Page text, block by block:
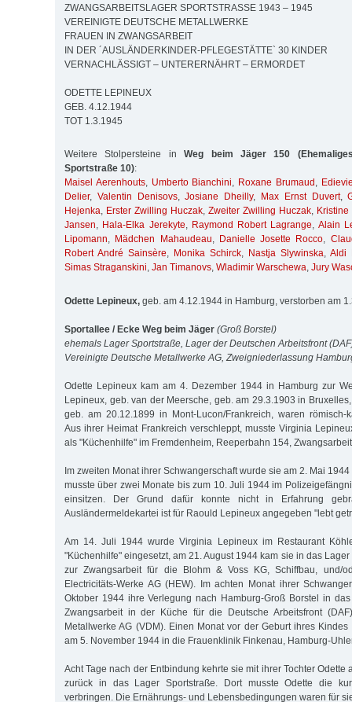
ZWANGSARBEITSLAGER SPORTSTRASSE 1943 – 1945
VEREINIGTE DEUTSCHE METALLWERKE
FRAUEN IN ZWANGSARBEIT
IN DER ´AUSLÄNDERKINDER-PFLEGESTÄTTE` 30 KINDER
VERNACHLÄSSIGT – UNTERERNÄHRT – ERMORDET
ODETTE LEPINEUX
GEB. 4.12.1944
TOT 1.3.1945
Weitere Stolpersteine inWeg beim Jäger 150
Sportstraße 10):
Maisel Aerenhouts, Umberto Bianchini, Roxane Brumaud ,
Delier, Valentin Denisovs,Josiane Dheilly, Max Ernst Duvert,
Hejenka, Erster Zwilling Huczak, Zweiter Zwilling Huczak,
Jansen, Hala-Elka Jerekyte, Raymond Robert Lagrange, Alain
Lipomann, Mädchen Mahaudeau, Danielle Josette Rocco,
Robert André Sainsère, Monika Schirck, Nastja Slywinska, Aldi
Simas Straganskini, Jan Timanovs, Wladimir Warschewa, Jury
Odette Lepineux, geb. am 4.12.1944 in Hamburg, verstorben am
Sportallee / Ecke Weg beim Jäger (Groß Borstel)
ehemals Lager Sportstraße, Lager der Deutschen Arbeitsfront
Vereinigte Deutsche Metallwerke AG, Zweigniederlassung
Odette Lepineux kam am 4. Dezember 1944 in Hamburg zur
Lepineux, geb. van der Meersche, geb. am 29.3.1903 in
geb. am 20.12.1899 in Mont-Lucon/Frankreich, waren römisch-
Aus ihrer Heimat Frankreich verschleppt, musste Virginia
als "Küchenhilfe" im Fremdenheim, Reeperbahn 154,
Im zweiten Monat ihrer Schwangerschaft wurde sie am 2. Mai
musste über zwei Monate bis zum 10. Juli 1944 im
einsitzen. Der Grund dafür konnte nicht in Erfahrung
Ausländermeldekartei ist für Raould Lepineux angegeben "lebt
Am 14. Juli 1944 wurde Virginia Lepineux im Restaurant
"Küchenhilfe" eingesetzt, am 21. August 1944 kam sie in das
zur Zwangsarbeit für die Blohm & Voss KG, Schiffbau, und/
Electricitäts-Werke AG (HEW). Im achten Monat ihrer
Oktober 1944 ihre Verlegung nach Hamburg-Groß Borstel in
Zwangsarbeit in der Küche für die Deutsche Arbeitsfront
Metallwerke AG (VDM). Einen Monat vor der Geburt ihres
am 5. November 1944 in die Frauenklinik Finkenau, Hamburg-
Acht Tage nach der Entbindung kehrte sie mit ihrer Tochter Odette
zurück in das Lager Sportstraße. Dort musste Odette die
verbringen. Die Ernährungs- und Lebensbedingungen waren für